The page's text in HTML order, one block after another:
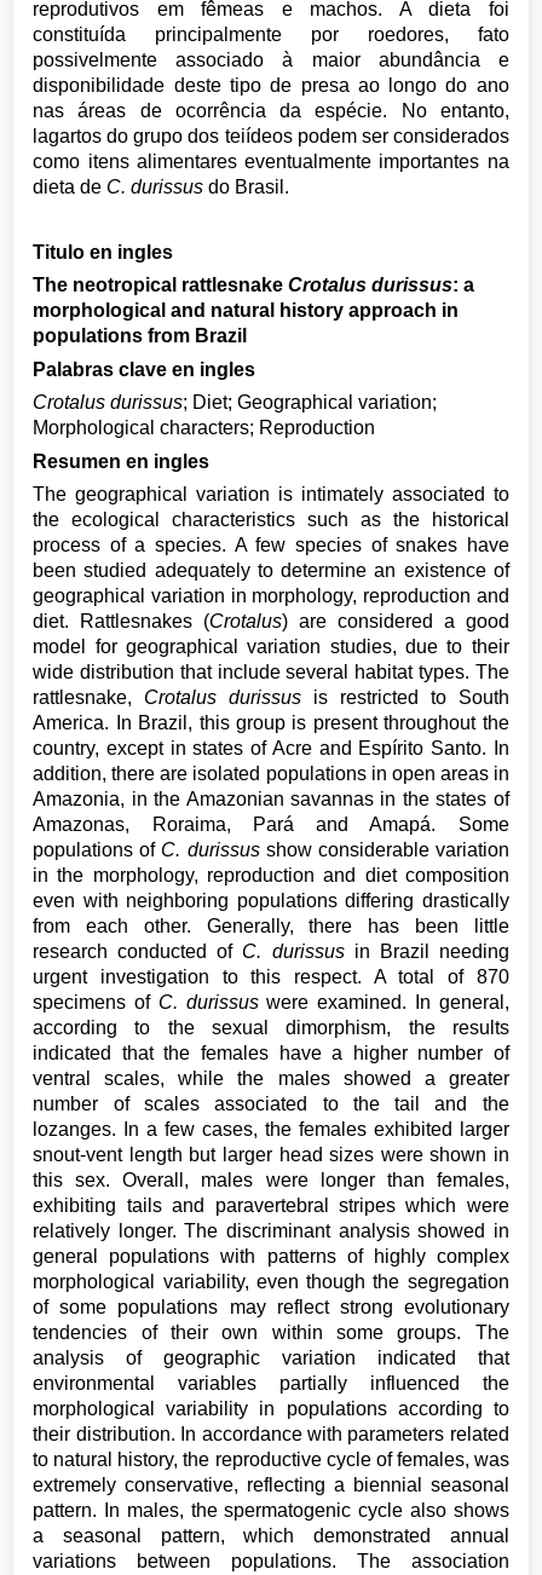
reprodutivos em fêmeas e machos. A dieta foi
constituída principalmente por roedores, fato
possivelmente associado à maior abundância e
disponibilidade deste tipo de presa ao longo do ano
nas áreas de ocorrência da espécie. No entanto,
lagartos do grupo dos teiídeos podem ser considerados
como itens alimentares eventualmente importantes na
dieta de C. durissus do Brasil.
Titulo en ingles
The neotropical rattlesnakeCrotalus durissus: a
morphological and natural history approach in
populations from Brazil
Palabras clave en ingles
Crotalus durissus; Diet; Geographical variation;
Morphological characters; Reproduction
Resumen en ingles
The geographical variation is intimately associated to
the ecological characteristics such as the historical
process of a species. A few species of snakes have
been studied adequately to determine an existence of
geographical variation in morphology, reproduction and
diet. Rattlesnakes (Crotalus) are considered a good
model for geographical variation studies, due to their
wide distribution that include several habitat types. The
rattlesnake, Crotalus durissus is restricted to South
America. In Brazil, this group is present throughout the
country, except in states of Acre and Espírito Santo. In
addition, there are isolated populations in open areas in
Amazonia, in the Amazonian savannas in the states of
Amazonas, Roraima, Pará and Amapá. Some
populations of C. durissusshow considerable variation
in the morphology, reproduction and diet composition
even with neighboring populations differing drastically
from each other. Generally, there has been little
research conducted of C. durissusin Brazil needing
urgent investigation to this respect. A total of 870
specimens of C. durissuswere examined. In general,
according to the sexual dimorphism, the results
indicated that the females have a higher number of
ventral scales, while the males showed a greater
number of scales associated to the tail and the
lozanges. In a few cases, the females exhibited larger
snout-vent length but larger head sizes were shown in
this sex. Overall, males were longer than females,
exhibiting tails and paravertebral stripes which were
relatively longer. The discriminant analysis showed in
general populations with patterns of highly complex
morphological variability, even though the segregation
of some populations may reflect strong evolutionary
tendencies of their own within some groups. The
analysis of geographic variation indicated that
environmental variables partially influenced the
morphological variability in populations according to
their distribution. In accordance with parameters related
to natural history, the reproductive cycle of females, was
extremely conservative, reflecting a biennial seasonal
pattern. In males, the spermatogenic cycle also shows
a seasonal pattern, which demonstrated annual
variations between populations. The association